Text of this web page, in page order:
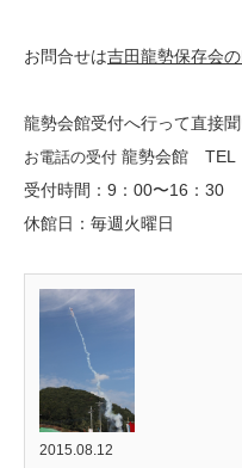
お問合せは吉田龍勢保存会
龍勢会館受付へ行って直接
お電話の受付 龍勢会館 TEL
受付時間：9：00〜16：30
休館日：毎週火曜日
2015.08.12